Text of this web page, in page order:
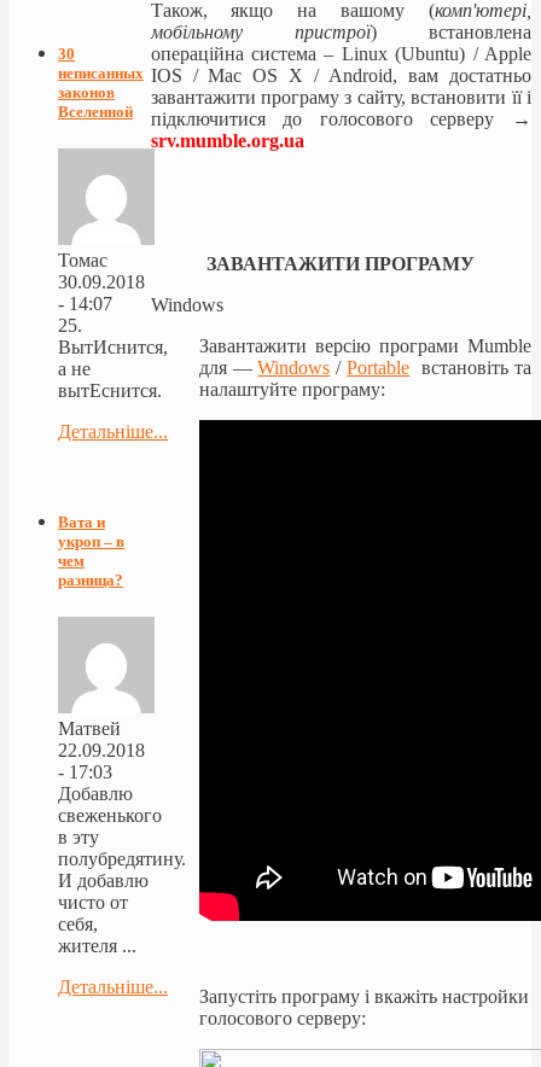
Також, якщо на вашому
(комп'ютері,
мобільному пристрої)встановлена
операційна система – Linux (Ubuntu) / Apple
IOS / Mac OS X / Android,вам достатньо
завантажити програму з сайту, встановити її і
підключитися
до голосового серверу →
srv.mumble.org.ua
ЗАВАНТАЖИТИ ПРОГРАМУ
Windows
Завантажити версію програми Mumble
для —Windows /Portable встановіть та
налаштуйте програму:
Запустіть програму і вкажіть настройки
голосового серверу:
30
неписанных
законов
Вселенной
Томас
30.09.2018
- 14:07
25.
ВытИснится,
а не
вытЕснится.
Детальніше...
Вата и
укроп – в
чем
разница?
Матвей
22.09.2018
- 17:03
Добавлю
свеженького
в эту
полубредятину.
И добавлю
чисто от
себя,
жителя ...
Детальніше...